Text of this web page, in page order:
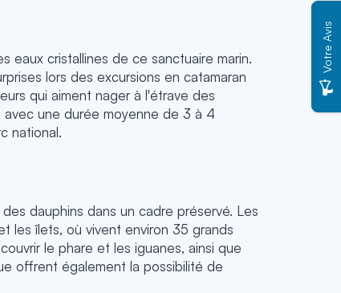
eaux cristallines de ce sanctuaire marin.
lors des excursions en catamaran
qui aiment nager à l'étrave des
une durée moyenne de 3 à 4
national.
dauphins dans un cadre préservé. Les
les îlets, où vivent environ 35 grands
le phare et les iguanes, ainsi que
offrent également la possibilité de
Votre Avis